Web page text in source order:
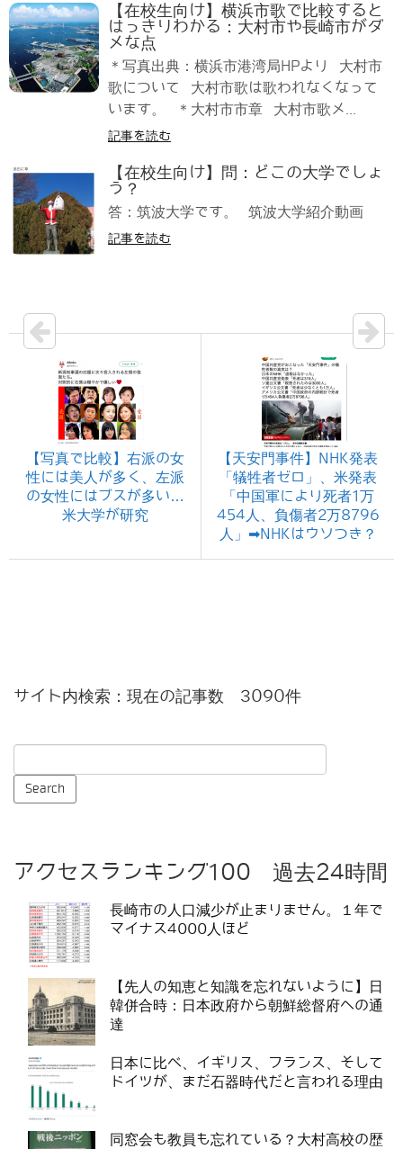
【在校生向け】横浜市歌で比較すると
はっきりわかる：大村市や長崎市がダ
メな点
＊写真出典：横浜市港湾局HPより 大村市
歌について 大村市歌は歌われなくなって
います。 ＊大村市市章 大村市歌メ...
記事を読む
【在校生向け】問：どこの大学でしょ
う？
答：筑波大学です。 筑波大学紹介動画
記事を読む
【写真で比較】右派の女
性には美人が多く、左派
の女性にはブスが多い…
米大学が研究
【天安門事件】NHK発表
「犠牲者ゼロ」、米発表
「中国軍により死者1万
454人、負傷者2万8796
人」➡NHKはウソつき？
サイト内検索：現在の記事数 3090件
アクセスランキング100 過去24時間
長崎市の人口減少が止まりません。１年で
マイナス4000人ほど
【先人の知恵と知識を忘れないように】日
韓併合時：日本政府から朝鮮総督府への通
達
日本に比べ、イギリス、フランス、そして
ドイツが、まだ石器時代だと言われる理由
同窓会も教員も忘れている？大村高校の歴